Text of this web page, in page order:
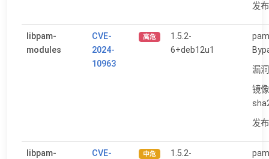
发
libpam-
modules
CVE-
2024-
10963
高危
1.5.2-
6+deb12u1
漏
镜
发
libpam-
CVE-
中危
1.5.2-